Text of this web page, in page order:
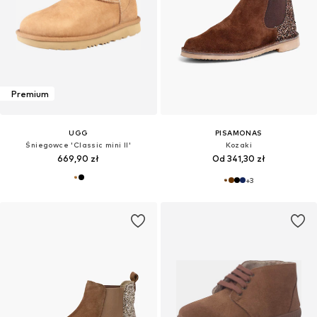
Premium
UGG
Śniegowce 'Classic mini II'
669,90 zł
PISAMONAS
Kozaki
Od 341,30 zł
+3